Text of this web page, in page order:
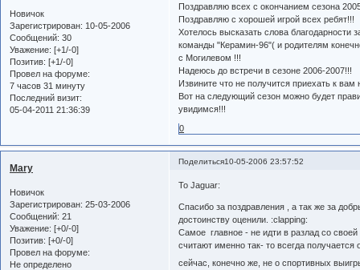
Новичок
Зарегистрирован: 10-05-2006
Сообщений: 30
Уважение: [+1/-0]
Позитив: [+1/-0]
Провел на форуме:
7 часов 31 минуту
Последний визит:
05-04-2011 21:36:39
Поздравляю всех с окончанием сезона
Поздравляю с хорошей игрой всех ребят!!!
Хотелось высказать слова благодарности
команды "Керамин-96"( и родителям
с Могилевом !!!
Надеюсь до встречи в сезоне 2006-2007!!!
Извините что не получится приехать к
Вот на следующий сезон можно будет
увидимся!!!
0
Поделиться10-05-2006 23:57:52
Mary
Новичок
Зарегистрирован: 25-03-2006
Сообщений: 21
Уважение: [+0/-0]
Позитив: [+0/-0]
Провел на форуме:
Не определено
To Jaguar:
Спасибо за поздравления , а так же за
достоинству оценили. :clapping:
Самое главное - не идти в разлад со
считают именно так- то всегда
сейчас, конечно же, не о спортивных